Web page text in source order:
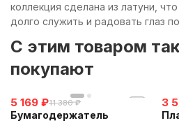
коллекция сделана из латуни,
долго служить и радовать глаз
C этим товаром
покупают
5 169 ₽11 380 ₽
Бумагодержатель
3
Планка